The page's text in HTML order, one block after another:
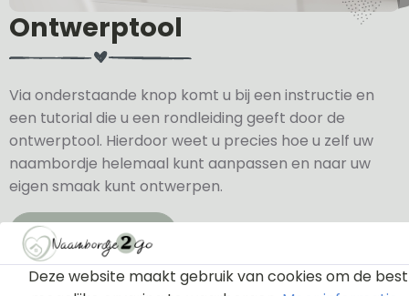
Ontwerptool
Via onderstaande knop komt u bij een instructie en
een tutorial die u een rondleiding geeft door de
ontwerptool. Hierdoor weet u precies hoe u zelf uw
naambordje helemaal kunt aanpassen en naar uw
eigen smaak kunt ontwerpen.
Bekijk de instructie
Deze website maakt gebruik van cookies om de best